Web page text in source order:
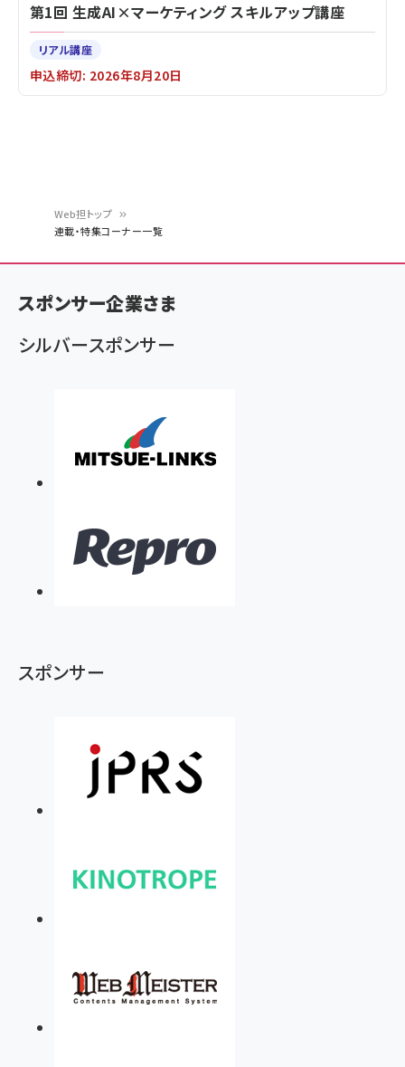
く
ず
Web担トップ
連載・特集コーナー一覧
第1回 生成AI×マーケティング スキルアップ講座
リアル講座
申込締切: 2026年8月20日
スポンサー企業さま
シルバースポンサー
スポンサー